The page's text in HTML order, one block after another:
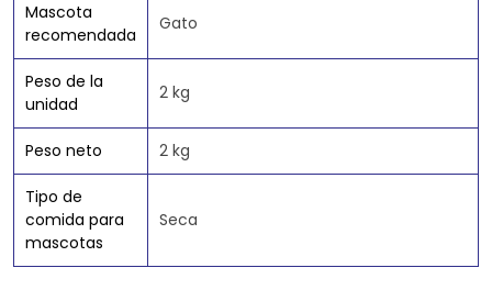
Mascota
recomendada
Gato
Peso de la
unidad
2 kg
Peso neto 2 kg
Tipo de
comida para
mascotas
Seca